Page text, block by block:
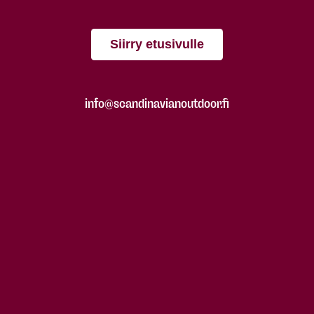
Siirry etusivulle
info@scandinavianoutdoor.fi